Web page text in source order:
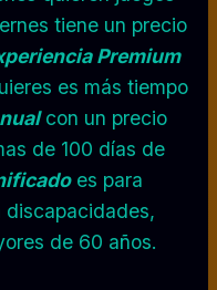
tiene un precio
Premium
es más tiempo
con un precio
de 100 días de
es para
discapacidades,
de 60 años.